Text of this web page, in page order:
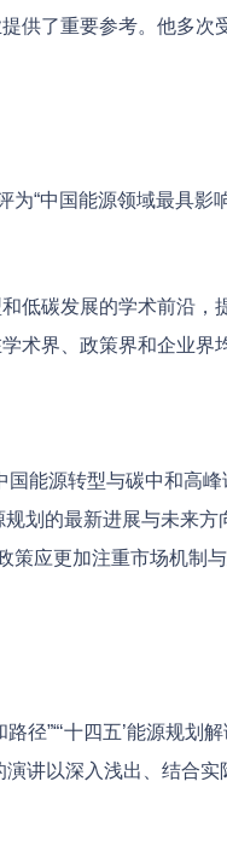
供了重要参考。他多次
“中国能源领域最具
低碳发展的学术前沿
术界、政策界和企业界
能源转型与碳中和高
划的最新进展与未来
应更加注重市场机制
”“‘十四五’能源规划
讲以深入浅出、结合实